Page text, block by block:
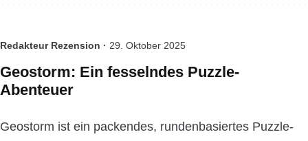
Redakteur Rezension · 29. Oktober 2025
Geostorm: Ein fesselndes Puzzle-
Abenteuer
Geostorm ist ein packendes, rundenbasiertes Puzzle-